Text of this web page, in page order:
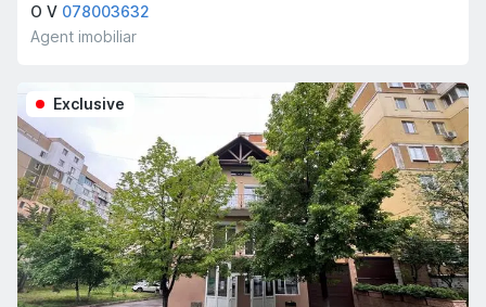
O V 078003632
Agent imobiliar
Exclusive